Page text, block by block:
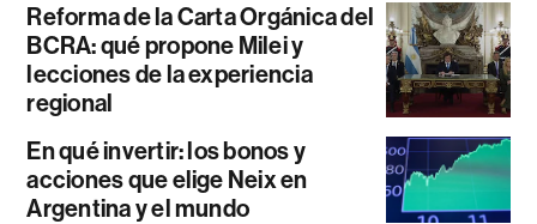
Reforma de la Carta Orgánica del
BCRA: qué propone Milei y
lecciones de la experiencia
regional
En qué invertir: los bonos y
acciones que elige Neix en
Argentina y el mundo